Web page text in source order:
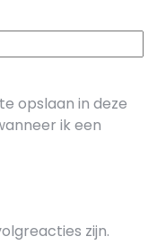
opslaan in deze
ik een
zijn.